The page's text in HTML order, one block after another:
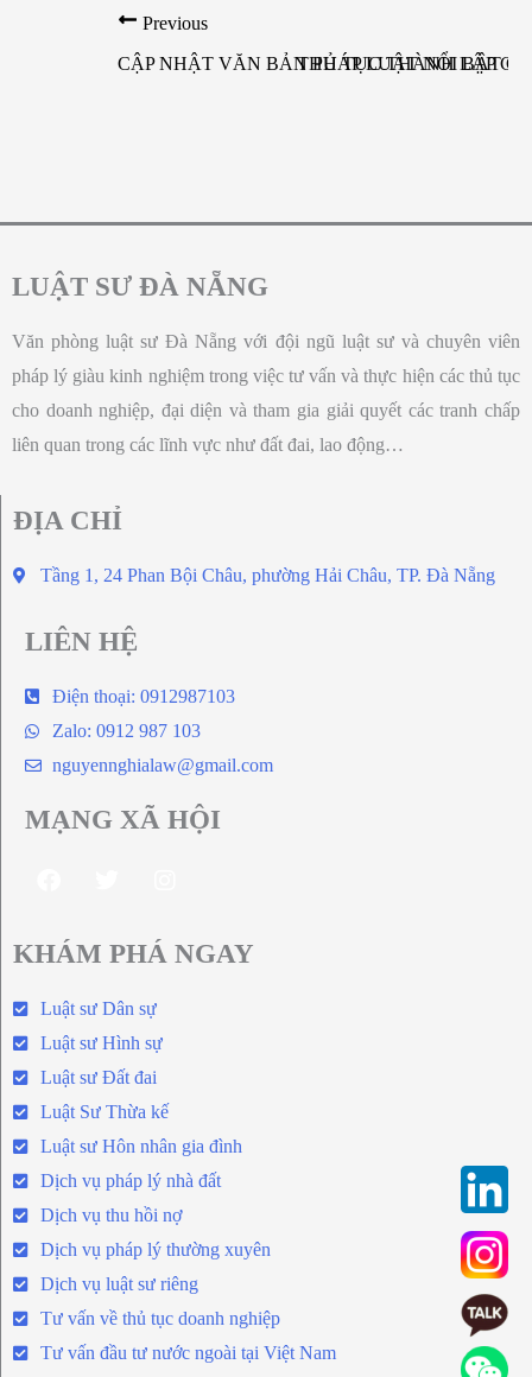
Previous
CẬP NHẬT VĂN BẢN PHÁP LUẬT NỔI BẬT
THỦ TỤC THÀNH LẬP
LUẬT SƯ ĐÀ NẴNG
Văn phòng luật sư Đà Nẵng với đội ngũ luật sư và chuyên viên
pháp lý giàu kinh nghiệm trong việc tư vấn và thực hiện các thủ tục
cho doanh nghiệp, đại diện và tham gia giải quyết các tranh chấp
liên quan trong các lĩnh vực như đất đai, lao động…
ĐỊA CHỈ
Tầng 1, 24 Phan Bội Châu, phường Hải Châu, TP. Đà Nẵng
LIÊN HỆ
Điện thoại: 0912987103
Zalo: 0912 987 103
nguyennghialaw@gmail.com
MẠNG XÃ HỘI
KHÁM PHÁ NGAY
Luật sư Dân sự
Luật sư Hình sự
Luật sư Đất đai
Luật Sư Thừa kế
Luật sư Hôn nhân gia đình
Dịch vụ pháp lý nhà đất
Dịch vụ thu hồi nợ
Dịch vụ pháp lý thường xuyên
Dịch vụ luật sư riêng
Tư vấn về thủ tục doanh nghiệp
Tư vấn đầu tư nước ngoài tại Việt Nam